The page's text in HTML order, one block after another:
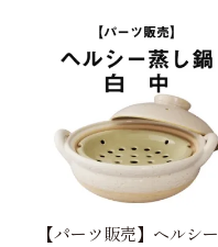
【パーツ販売】ヘルシー